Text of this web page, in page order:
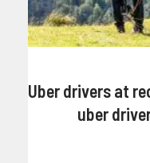
Uber drivers at
uber